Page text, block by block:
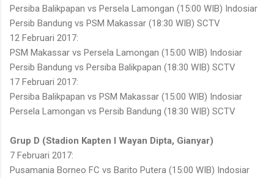
Persiba Balikpapan vs Persela Lamongan (15:00 WIB) Indosiar
Persib Bandung vs PSM Makassar (18:30 WIB) SCTV
12 Februari 2017:
PSM Makassar vs Persela Lamongan (15:00 WIB) Indosiar
Persib Bandung vs Persiba Balikpapan (18:30 WIB) SCTV
17 Februari 2017:
Persiba Balikpapan vs PSM Makassar (15:00 WIB) Indosiar
Persela Lamongan vs Persib Bandung (18:30 WIB) SCTV
Grup D (Stadion Kapten I Wayan Dipta, Gianyar)
7 Februari 2017:
Pusamania Borneo FC vs Barito Putera (15:00 WIB) Indosiar